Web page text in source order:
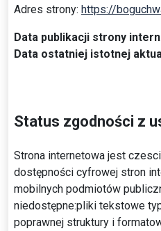
Adres strony: https://
Data publikacji strony
Data ostatniej istotnej
Status zgodności z
Strona internetowa jest
dostępności cyfrowej stron
mobilnych podmiotów
niedostępne:pliki tekstowe
poprawnej struktury i